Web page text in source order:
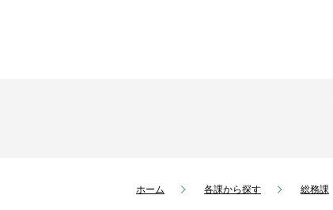
ホーム 各課から探す 総務課